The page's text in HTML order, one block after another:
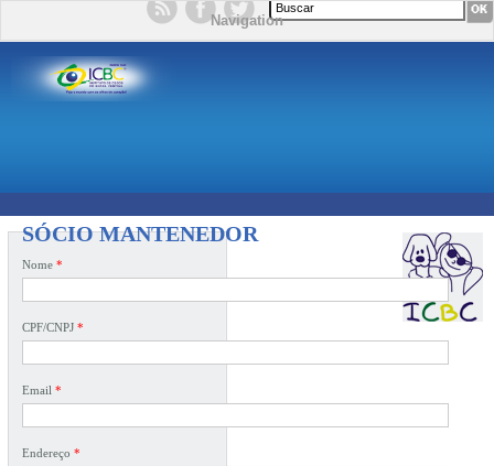
NavigationFormulário de busca
SÓCIO MANTENEDOR
Nome *
CPF/CNPJ *
Email *
Endereço *